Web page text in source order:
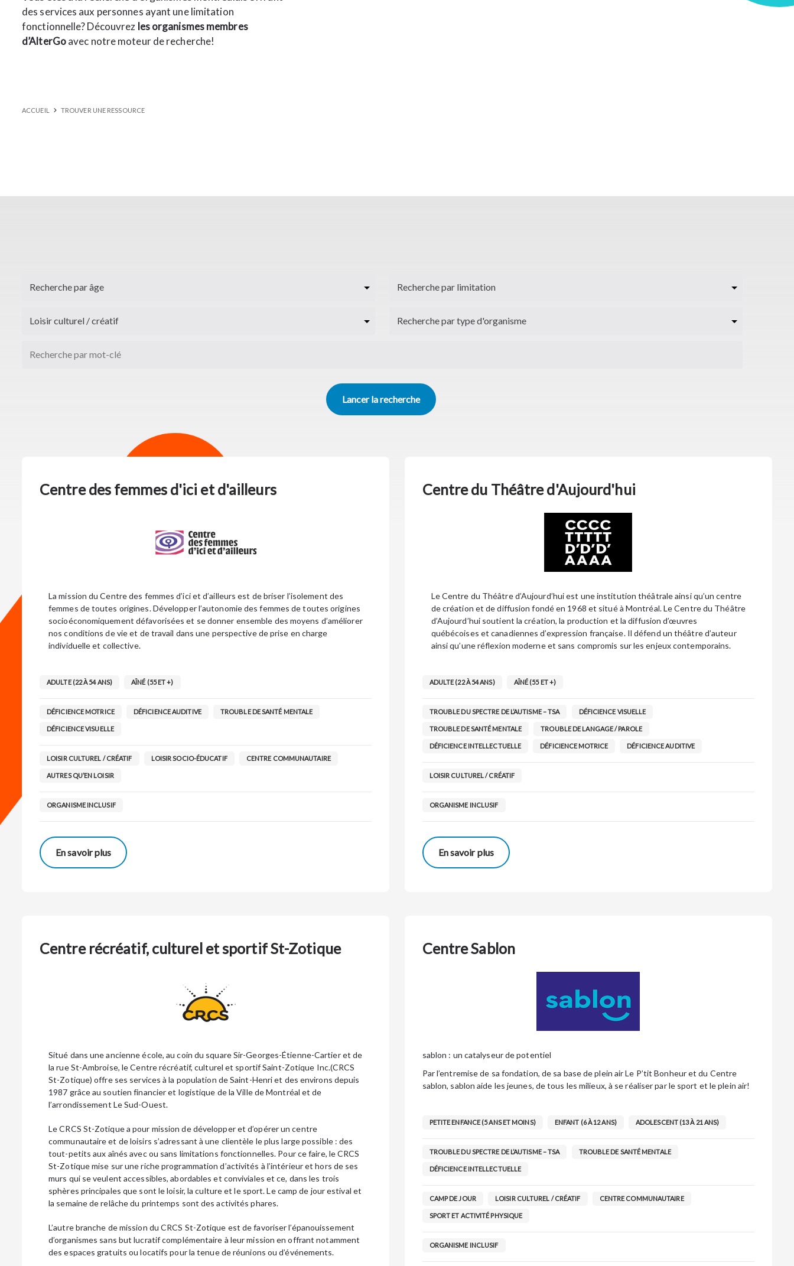
des services aux personnes ayant une limitation
fonctionnelle? Découvrez les organismes membres
d’AlterGoavec notre moteur de recherche!
ACCUEIL TROUVER UNE RESSOURCE
Centre des femmes d'ici et d'ailleurs
La mission du Centre des femmes d’ici et d’ailleurs est de briser l’isolement des
femmes de toutes origines. Développer l’autonomie des femmes de toutes origines
socioéconomiquement défavorisées et se donner ensemble des moyens d’améliorer
nos conditions de vie et de travail dans une perspective de prise en charge
individuelle et collective.
ADULTE (22 À 54 ANS) AÎNÉ (55 ET +)
DÉFICIENCE MOTRICE DÉFICIENCE AUDITIVE TROUBLE DE SANTÉ MENTALE
DÉFICIENCE VISUELLE
LOISIR CULTUREL / CRÉATIF LOISIR SOCIO-ÉDUCATIF CENTRE COMMUNAUTAIRE
AUTRES QU’EN LOISIR
ORGANISME INCLUSIF
En savoir plus
Centre du Théâtre d'Aujourd'hui
Le Centre du Théâtre d’Aujourd’hui est une institution théâtrale ainsi qu’un centre
de création et de diffusion fondé en 1968 et situé à Montréal. Le Centre du Théâtre
d’Aujourd’hui soutient la création, la production et la diffusion d’œuvres
québécoises et canadiennes d’expression française. Il défend un théâtre d’auteur
ainsi qu’une réflexion moderne et sans compromis sur les enjeux contemporains.
ADULTE (22 À 54 ANS) AÎNÉ (55 ET +)
TROUBLE DU SPECTRE DE L’AUTISME – TSA DÉFICIENCE VISUELLE
TROUBLE DE SANTÉ MENTALE TROUBLE DE LANGAGE / PAROLE
DÉFICIENCE INTELLECTUELLE DÉFICIENCE MOTRICE DÉFICIENCE AUDITIVE
LOISIR CULTUREL / CRÉATIF
ORGANISME INCLUSIF
En savoir plus
Centre récréatif, culturel et sportif St-Zotique
Situé dans une ancienne école, au coin du square Sir-Georges-Étienne-Cartier et de
la rue St-Ambroise, le Centre récréatif, culturel et sportif Saint-Zotique Inc.(CRCS
St-Zotique) offre ses services à la population de Saint-Henri et des environs depuis
1987 grâce au soutien financier et logistique de la Ville de Montréal et de
l’arrondissement Le Sud-Ouest.
Le CRCS St-Zotique a pour mission de développer et d’opérer un centre
communautaire et de loisirs s’adressant à une clientèle le plus large possible : des
tout-petits aux aînés avec ou sans limitations fonctionnelles. Pour ce faire, le CRCS
St-Zotique mise sur une riche programmation d’activités à l’intérieur et hors de ses
murs qui se veulent accessibles, abordables et conviviales et ce, dans les trois
sphères principales que sont le loisir, la culture et le sport. Le camp de jour estival et
la semaine de relâche du printemps sont des activités phares.
L’autre branche de mission du CRCS St-Zotique est de favoriser l’épanouissement
d’organismes sans but lucratif complémentaire à leur mission en offrant notamment
des espaces gratuits ou locatifs pour la tenue de réunions ou d’événements.
Centre Sablon
sablon : un catalyseur de potentiel
Par l’entremise de sa fondation, de sa base de plein air Le P’tit Bonheur et du Centre
sablon, sablon aide les jeunes, de tous les milieux, à se réaliser par le sport et le plein air!
PETITE ENFANCE (5 ANS ET MOINS) ENFANT (6 À 12 ANS) ADOLESCENT (13 À 21 ANS)
TROUBLE DU SPECTRE DE L’AUTISME – TSA TROUBLE DE SANTÉ MENTALE
DÉFICIENCE INTELLECTUELLE
CAMP DE JOUR LOISIR CULTUREL / CRÉATIF CENTRE COMMUNAUTAIRE
SPORT ET ACTIVITÉ PHYSIQUE
ORGANISME INCLUSIF